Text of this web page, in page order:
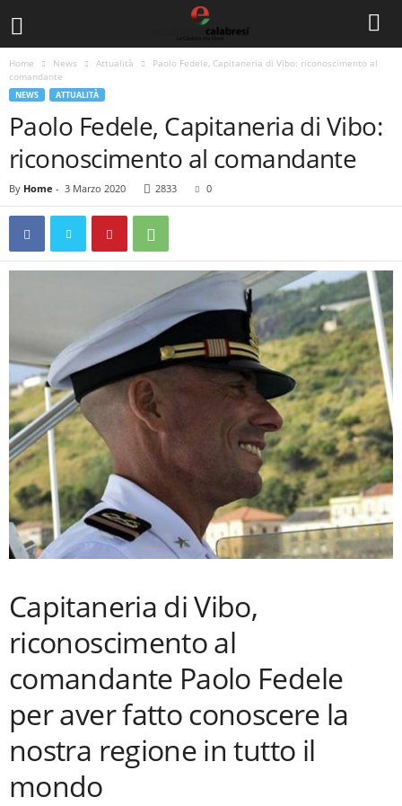
Home News Attualità
Paolo Fedele, Capitaneria di Vibo: riconoscimento al
comandante
NEWS ATTUALITÀ
Paolo Fedele, Capitaneria di Vibo:
riconoscimento al comandante
By Home - 3 Marzo 2020 2833 0
Capitaneria di Vibo,
riconoscimento al
comandante Paolo Fedele
per aver fatto conoscere la
nostra regione in tutto il
mondo